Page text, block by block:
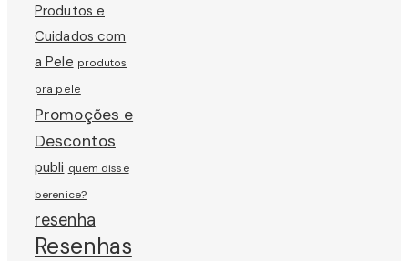
Produtos e
Cuidados com
a Pele produtos
pra pele
Promoções e
Descontos
publi quem disse
berenice?
resenha
Resenhas